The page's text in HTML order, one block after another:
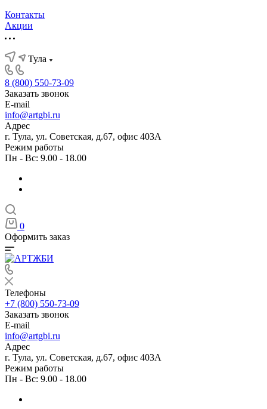
Контакты
Акции
Тула
8 (800) 550-73-09
Заказать звонок
E-mail
info@artgbi.ru
Адрес
г. Тула, ул. Советская, д.67, офис 403А
Режим работы
Пн - Вс: 9.00 - 18.00
0
Оформить заказ
Телефоны
+7 (800) 550-73-09
Заказать звонок
E-mail
info@artgbi.ru
Адрес
г. Тула, ул. Советская, д.67, офис 403А
Режим работы
Пн - Вс: 9.00 - 18.00